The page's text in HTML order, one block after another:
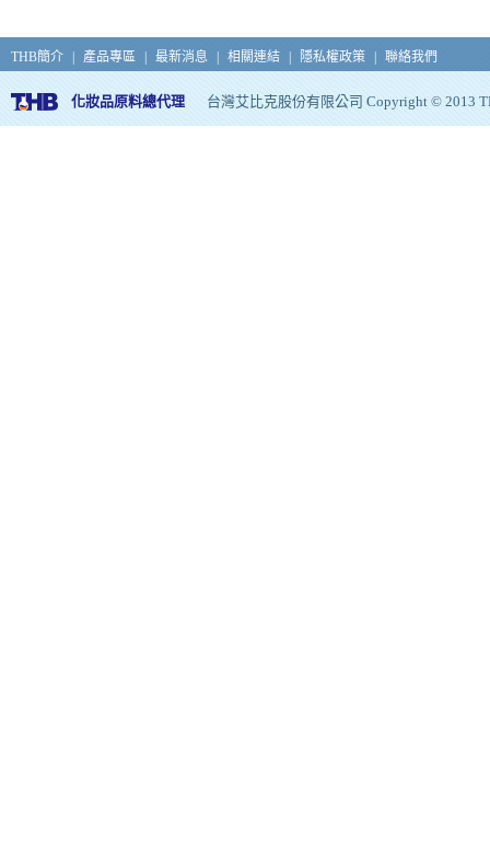
THB簡介 產品專區 最新消息 相關連結 隱私權政策 聯絡我們
化妝品原料總代理 台灣艾比克股份有限公司 Copyright © 2013